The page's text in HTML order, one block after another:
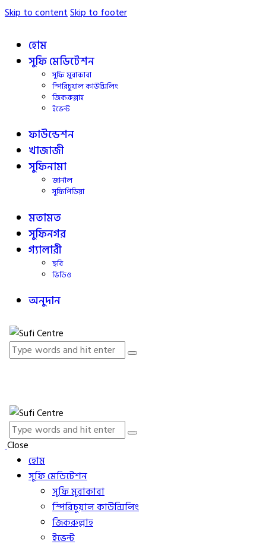
Skip to contentSkip to footer
হোম
সুফি মেডিটেশন
সুফি মুরাকাবা
স্পিরিচুয়াল কাউন্সিলিং
জিকরুল্লাহ
ইভেন্ট
ফাউন্ডেশন
খাজাজী
সুফিনামা
জার্নাল
সুফিপিডিয়া
মতামত
সুফিনগর
গ্যালারী
ছবি
ভিডিও
অনুদান
Close
হোম
সুফি মেডিটেশন
সুফি মুরাকাবা
স্পিরিচুয়াল কাউন্সিলিং
জিকরুল্লাহ
ইভেন্ট